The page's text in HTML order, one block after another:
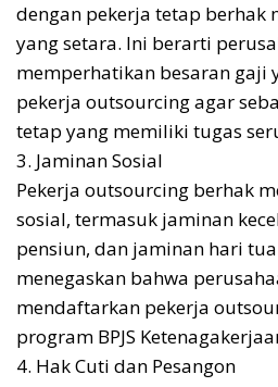
dengan pekerja tetap berhak
yang setara. Ini berarti
memperhatikan besaran gaji
pekerja outsourcing agar
tetap yang memiliki tugas
3. Jaminan Sosial
Pekerja outsourcing berhak
sosial, termasuk jaminan
pensiun, dan jaminan hari
menegaskan bahwa
mendaftarkan pekerja
program BPJS
4. Hak Cuti dan Pesangon